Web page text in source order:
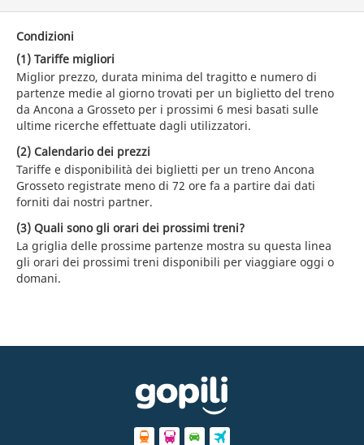
Condizioni
(1) Tariffe migliori
Miglior prezzo, durata minima del tragitto e numero di
partenze medie al giorno trovati per un biglietto del treno
da Ancona a Grosseto per i prossimi 6 mesi basati sulle
ultime ricerche effettuate dagli utilizzatori.
(2) Calendario dei prezzi
Tariffe e disponibilità dei biglietti per un treno Ancona
Grosseto registrate meno di 72 ore fa a partire dai dati
forniti dai nostri partner.
(3) Quali sono gli orari dei prossimi treni?
La griglia delle prossime partenze mostra su questa linea
gli orari dei prossimi treni disponibili per viaggiare oggi o
domani.